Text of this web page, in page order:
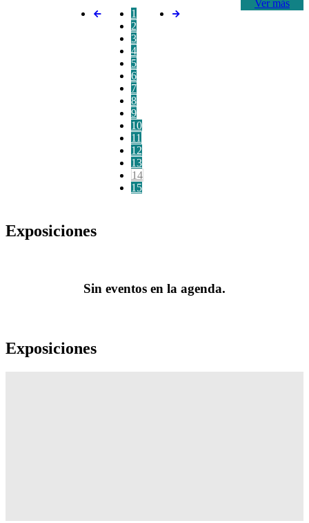
Ver más
1
2
3
4
5
6
7
8
9
10
11
12
13
14
15
Exposiciones
Sin eventos en la agenda.
Exposiciones